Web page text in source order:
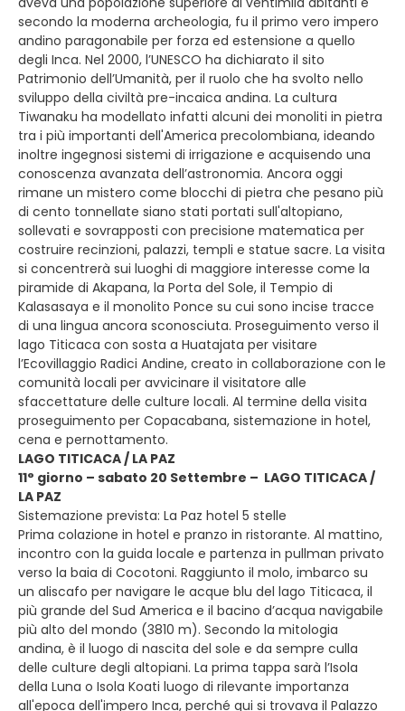
secondo la moderna archeologia, fu il primo vero impero
andino paragonabile per forza ed estensione a quello
degli Inca. Nel 2000, l’UNESCO ha dichiarato il sito
Patrimonio dell’Umanità, per il ruolo che ha svolto nello
sviluppo della civiltà pre-incaica andina. La cultura
Tiwanaku ha modellato infatti alcuni dei monoliti in pietra
tra i più importanti dell'America precolombiana, ideando
inoltre ingegnosi sistemi di irrigazione e acquisendo una
conoscenza avanzata dell’astronomia. Ancora oggi
rimane un mistero come blocchi di pietra che pesano più
di cento tonnellate siano stati portati sull'altopiano,
sollevati e sovrapposti con precisione matematica per
costruire recinzioni, palazzi, templi e statue sacre. La visita
si concentrerà sui luoghi di maggiore interesse come la
piramide di Akapana, la Porta del Sole, il Tempio di
Kalasasaya e il monolito Ponce su cui sono incise tracce
di una lingua ancora sconosciuta. Proseguimento verso il
lago Titicaca con sosta a Huatajata per visitare
l’Ecovillaggio Radici Andine, creato in collaborazione con le
comunità locali per avvicinare il visitatore alle
sfaccettature delle culture locali. Al termine della visita
proseguimento per Copacabana, sistemazione in hotel,
cena e pernottamento.
LAGO TITICACA / LA PAZ
11° giorno – sabato 20 Settembre – LAGO TITICACA /
LA PAZ
Sistemazione prevista: La Paz hotel 5 stelle
Prima colazione in hotel e pranzo in ristorante. Al mattino,
incontro con la guida locale e partenza in pullman privato
verso la baia di Cocotoni. Raggiunto il molo, imbarco su
un aliscafo per navigare le acque blu del lago Titicaca, il
più grande del Sud America e il bacino d’acqua navigabile
più alto del mondo (3810 m). Secondo la mitologia
andina, è il luogo di nascita del sole e da sempre culla
delle culture degli altopiani. La prima tappa sarà l’Isola
della Luna o Isola Koati luogo di rilevante importanza
all'epoca dell'impero Inca, perché qui si trovava il Palazzo